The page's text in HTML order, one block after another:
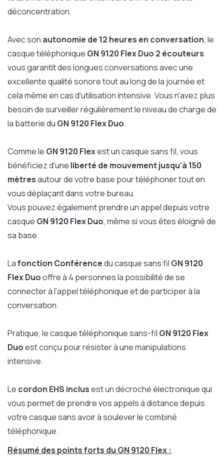
déconcentration.
Avec son autonomie de 12 heures en conversation, le
casque téléphonique GN 9120 Flex Duo 2 écouteurs
vous garantit des longues conversations avec une
excellente qualité sonore tout au long de la journée et
cela même en cas d'utilisation intensive. Vous n'avez plus
besoin de surveiller régulièrement le niveau de charge de
la batterie du GN 9120 Flex Duo.
Comme le GN 9120 Flexest un casque sans fil, vous
bénéficiez d'une liberté de mouvement jusqu'à 150
mètresautour de votre base pour téléphoner tout en
vous déplaçant dans votre bureau.
Vous pouvez également prendre un appel depuis votre
casque GN 9120 Flex Duo, même si vous êtes éloigné de
sa base.
Lafonction Conférencedu casque sans fil GN 9120
Flex Duooffre à 4 personnes la possibilité de se
connecter à l'appel téléphonique et de participer à la
conversation.
Pratique, le casque téléphonique sans-fil GN 9120 Flex
Duoest conçu pour résister à une manipulations
intensive.
Le cordon EHS inclusest un décroché électronique qui
vous permet de prendre vos appels à distance depuis
votre casque sans avoir à soulever le combiné
téléphonique.
Résumé des points forts du GN 9120 Flex :